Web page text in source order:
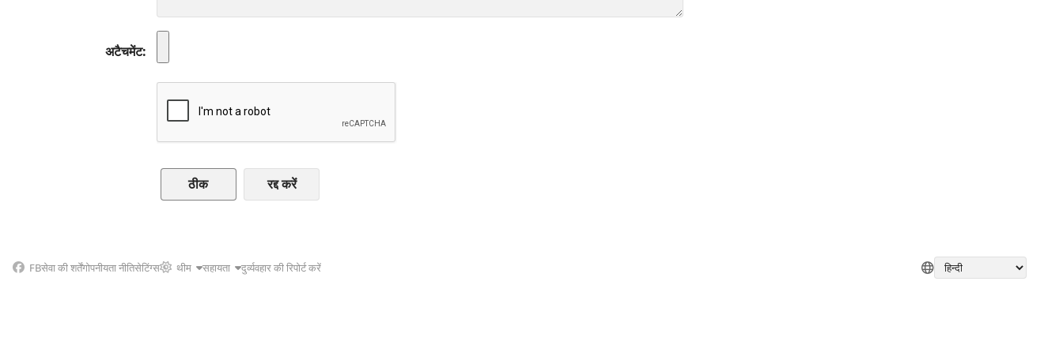
अटैचमेंट
रद्द करें
FBसेवा की शर्तेंगोपनीयता नीतिसेटिंग्स थीम सहायता दुर्व्यवहार की रिपोर्ट करें